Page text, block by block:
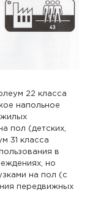
22 класса
напольное
жилых
пол (детских,
31 класса
в
но
на пол (с
передвижных